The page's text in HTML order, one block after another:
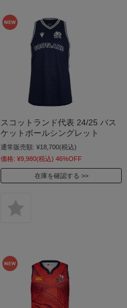
スコットランド代表 24/25 バス
ケットボールシングレット
通常販売額: ¥18,700(税込)
価格: ¥9,980(税込) 46%OFF
在庫を確認する